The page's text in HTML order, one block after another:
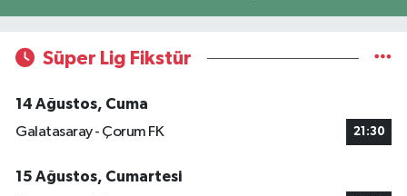
Süper Lig Fikstür
14 Ağustos, Cuma
Galatasaray - Çorum FK
21:30
15 Ağustos, Cumartesi